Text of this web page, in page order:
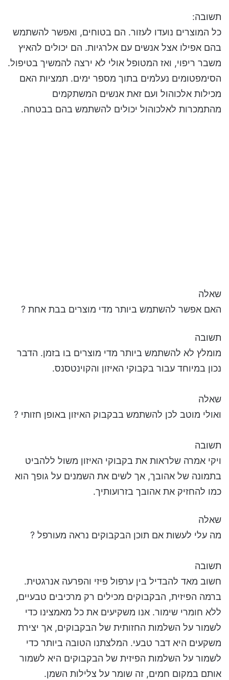
תשובה:
כל המוצרים נועדו לעזור. הם בטוחים, ואפשר להשתמש
בהם אפילו אצל אנשים עם אלרגיות. הם יכולים להאיץ
משבר ריפוי, ואז המטופל אולי לא ירצה להמשיך בטיפול.
הסימפטומים נעלמים בתוך מספר ימים. תמציות האם
מכילות אלכוהול ועם זאת אנשים המשתקמים
מהתמכרות לאלכוהול יכולים להשתמש בהם בבטחה.
שאלה
האם אפשר להשתמש ביותר מדי מוצרים בבת אחת ?
תשובה
מומלץ לא להשתמש ביותר מדי מוצרים בו בזמן. הדבר
נכון במיוחד עבור בקבוקי האיזון והקוינטסנס.
שאלה
ואולי מוטב לכן להשתמש בבקבוק האיזון באופן חזותי ?
תשובה
ויקי אמרה שלראות את בקבוקי האיזון משול ללהביט
בתמונה של אהובך, אך לשים את השמנים על גופך הוא
כמו להחזיק את אהובך בזרועותיך.
שאלה
מה עלי לעשות אם תוכן הבקבוקים נראה מעורפל ?
תשובה
חשוב מאד להבדיל בין ערפול פיזי והפרעה אנרגטית.
ברמה הפיזית, הבקבוקים מכילים רק מרכיבים טבעיים,
ללא חומרי שימור. אנו משקיעים את כל מאמצינו כדי
לשמור על השלמות החזותית של הבקבוקים, אך יצירת
משקעים היא דבר טבעי. המלצתנו הטובה ביותר כדי
לשמור על השלמות הפיזית של הבקבוקים היא לשמור
אותם במקום חמים, זה שומר על צלילות השמן.